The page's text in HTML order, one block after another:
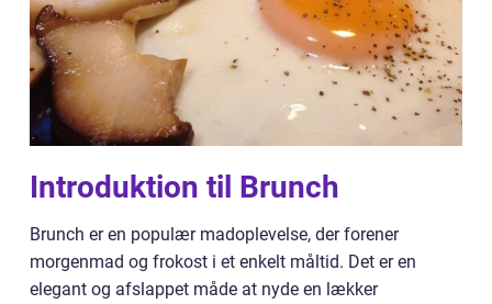
Introduktion til Brunch
Brunch er en populær madoplevelse, der forener
morgenmad og frokost i et enkelt måltid. Det er en
elegant og afslappet måde at nyde en lækker